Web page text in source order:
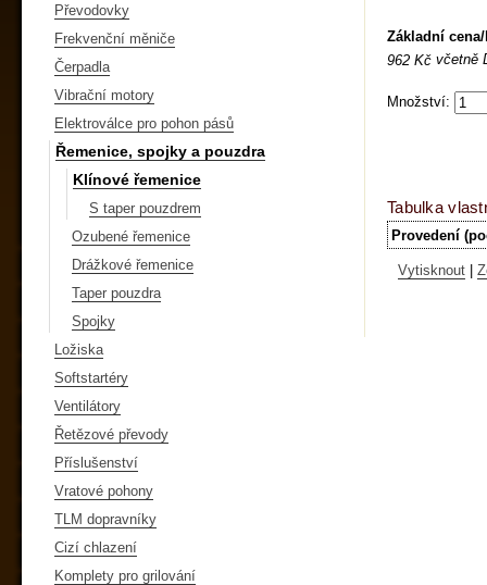
Převodovky
Frekvenční měniče
Čerpadla
Vibrační motory
Elektroválce pro pohon pásů
Řemenice, spojky a pouzdra
Klínové řemenice
S taper pouzdrem
Ozubené řemenice
Drážkové řemenice
Taper pouzdra
Spojky
Ložiska
Softstartéry
Ventilátory
Řetězové převody
Příslušenství
Vratové pohony
TLM dopravníky
Cizí chlazení
Komplety pro grilování
Základní
962 Kč včetně
Množství:
Tabulka
Provedení
Vytisknout